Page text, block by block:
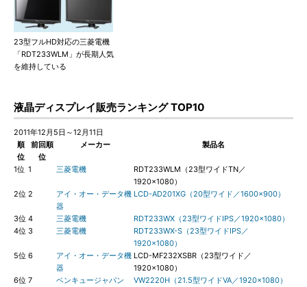
23型フルHD対応の三菱電機
「RDT233WLM」が長期人気
を維持している
液晶ディスプレイ販売ランキング TOP10
2011年12月5日～12月11日
順
位
前回順
位
メーカー 製品名
1位 1 三菱電機
RDT233WLM（23型ワイドTN／
1920×1080）
2位 2
アイ・オー・データ機
器
LCD-AD201XG（20型ワイド／1600×900）
3位 4 三菱電機
RDT233WX（23型ワイドIPS／1920×1080）
4位 3 三菱電機
RDT233WX-S（23型ワイドIPS／
1920×1080）
5位 6
アイ・オー・データ機
器
LCD-MF232XSBR（23型ワイド／
1920×1080）
6位 7 ベンキュージャパン
VW2220H（21.5型ワイドVA／1920×1080）